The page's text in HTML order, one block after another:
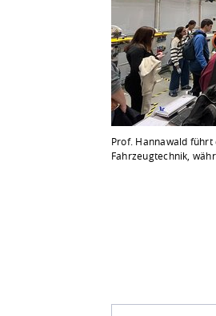
Prof. Hannawald
Fahrzeugtechnik,